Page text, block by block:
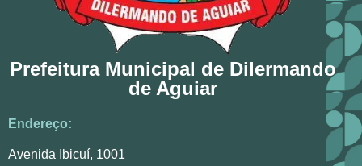
Prefeitura Municipal de Dilermando
de Aguiar
Endereço:
Avenida Ibicuí, 1001